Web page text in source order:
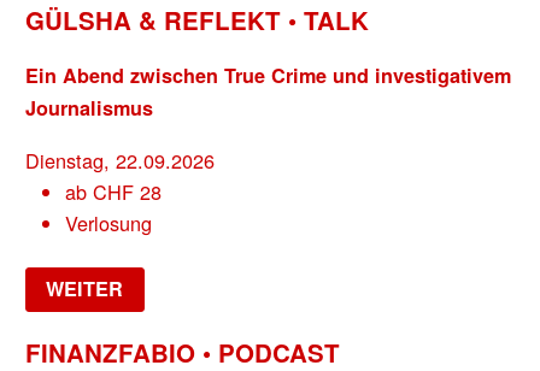
GÜLSHA & REFLEKT • TALK
Ein Abend zwischen True Crime und investigativem
Journalismus
Dienstag, 22.09.2026
ab CHF28
Verlosung
WEITER
FINANZFABIO • PODCAST